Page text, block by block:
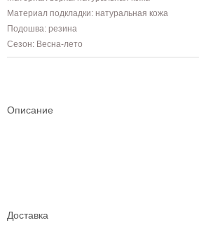
Материал подкладки: натуральная кожа
Подошва: резина
Сезон: Весна-лето
Описание
Доставка